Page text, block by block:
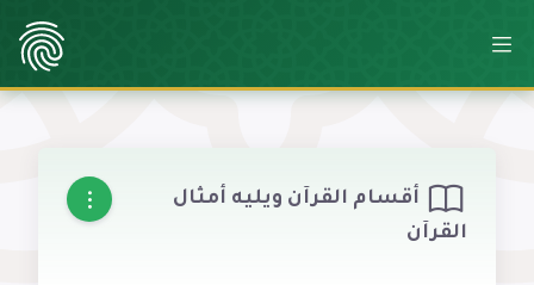
أقسام القرآن ويليه أمثال
القرآن